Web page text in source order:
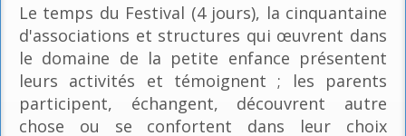
Le temps du Festival (4 jours), la cinquantaine
d'associations et structures qui œuvrent dans
le domaine de la petite enfance présentent
leurs activités et témoignent ; les parents
participent, échangent, découvrent autre
chose ou se confortent dans leur choix